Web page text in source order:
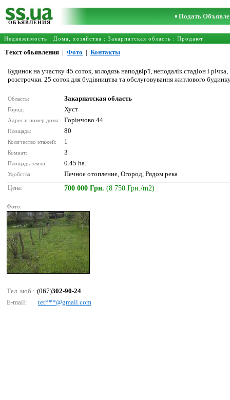
ОБЪЯВЛЕНИЯ
Подать
Недвижимость : Дома, хозяйства : Закарпатская область : Продают
Текст обьявления | Фото | Контакты
Будинок на участку 45 соток, колодязь наподвір'ї, неподалік стадіон і
розстрочки. 25 соток для будівництва та обслуговування житлового
Область: Закарпатская область
Город: Хуст
Адрес и номер дома: Горінчово 44
Площадь: 80
Количество этажей: 1
Комнат: 3
Площадь земли: 0.45 ha.
Удобства: Печное отопление, Огород, Рядом река
Цена: 700 000 Грн. (8 750 Грн./m2)
Фото:
Тел. моб.: (067)302-90-24
E-mail:
tеt***@gmаil.соm